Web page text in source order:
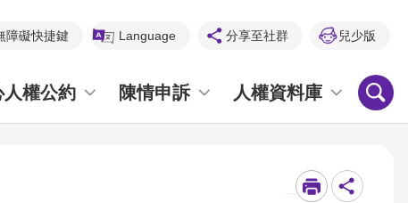
障礙快捷鍵 Language 分享至社群 兒少版
人權公約 陳情申訴 人權資料庫